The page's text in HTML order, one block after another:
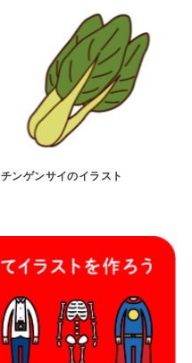
チンゲンサイのイラスト